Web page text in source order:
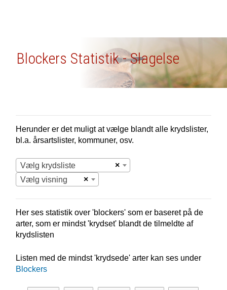
Blockers Statistik - Slagelse
Herunder er det muligt at vælge blandt alle krydslister,
bl.a. årsartslister, kommuner, osv.
×
Vælg krydsliste
×
Vælg visning
Her ses statistik over 'blockers' som er baseret på de
arter, som er mindst 'krydset' blandt de tilmeldte af
krydslisten
Listen med de mindst 'krydsede' arter kan ses under
Blockers